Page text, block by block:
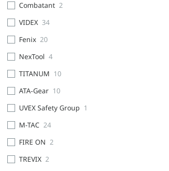
Combatant 2
VIDEX 34
Fenix 20
NexTool 4
TITANUM 10
ATA‑Gear 10
UVEX Safety Group 1
M-TAC 24
FIRE ON 2
TREVIX 2